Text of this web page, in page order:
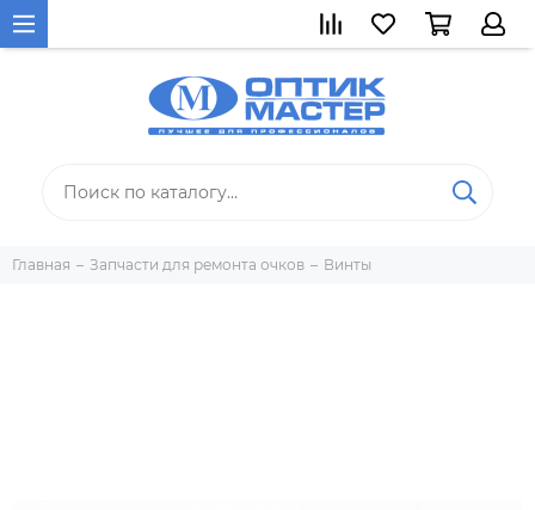
Главная Запчасти для ремонта очков Винты